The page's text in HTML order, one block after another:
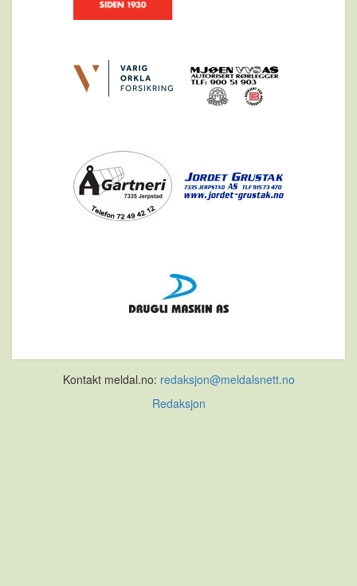
Kontakt meldal.no: redaksjon@meldalsnett.no
Redaksjon